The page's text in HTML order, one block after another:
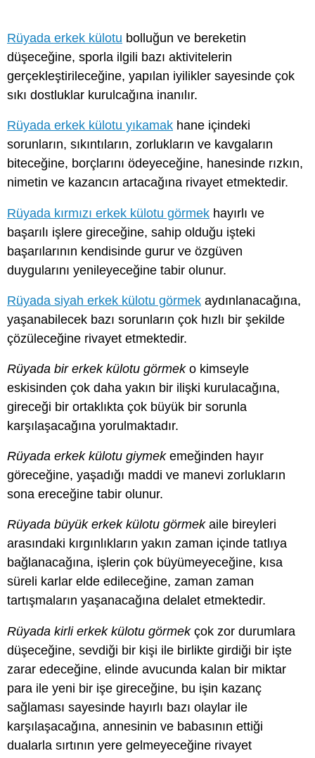
Rüyada erkek külotu bolluğun ve bereketin
düşeceğine, sporla ilgili bazı aktivitelerin
gerçekleştirileceğine, yapılan iyilikler sayesinde çok
sıkı dostluklar kurulcağına inanılır.
Rüyada erkek külotu yıkamak hane içindeki
sorunların, sıkıntıların, zorlukların ve kavgaların
biteceğine, borçlarını ödeyeceğine, hanesinde rızkın,
nimetin ve kazancın artacağına rivayet etmektedir.
Rüyada kırmızı erkek külotu görmek hayırlı ve
başarılı işlere gireceğine, sahip olduğu işteki
başarılarının kendisinde gurur ve özgüven
duygularını yenileyeceğine tabir olunur.
Rüyada siyah erkek külotu görmek aydınlanacağına,
yaşanabilecek bazı sorunların çok hızlı bir şekilde
çözüleceğine rivayet etmektedir.
Rüyada bir erkek külotu görmeko kimseyle
eskisinden çok daha yakın bir ilişki kurulacağına,
gireceği bir ortaklıkta çok büyük bir sorunla
karşılaşacağına yorulmaktadır.
Rüyada erkek külotu giymekemeğinden hayır
göreceğine, yaşadığı maddi ve manevi zorlukların
sona ereceğine tabir olunur.
Rüyada büyük erkek külotu görmekaile bireyleri
arasındaki kırgınlıkların yakın zaman içinde tatlıya
bağlanacağına, işlerin çok büyümeyeceğine, kısa
süreli karlar elde edileceğine, zaman zaman
tartışmaların yaşanacağına delalet etmektedir.
Rüyada kirli erkek külotu görmekçok zor durumlara
düşeceğine, sevdiği bir kişi ile birlikte girdiği bir işte
zarar edeceğine, elinde avucunda kalan bir miktar
para ile yeni bir işe gireceğine, bu işin kazanç
sağlaması sayesinde hayırlı bazı olaylar ile
karşılaşacağına, annesinin ve babasının ettiği
dualarla sırtının yere gelmeyeceğine rivayet